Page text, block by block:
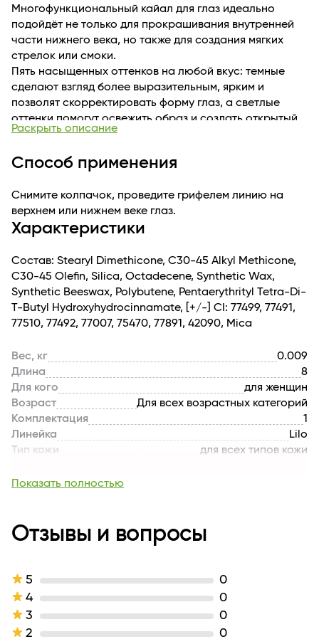
Многофункциональный кайал для глаз идеально
подойдёт не только для прокрашивания внутренней
части нижнего века, но также для создания мягких
стрелок или смоки.
Пять насыщенных оттенков на любой вкус: темные
сделают взгляд более выразительным, ярким и
позволят скорректировать форму глаз, а светлые
оттенки помогут освежить образ и создать открытый
взгляд. Стойкая формула позволяет сохранить макияж
Мягкая кремовая текстура легко наносится, не
Раскрыть описание
Способ применения
Снимите колпачок, проведите грифелем линию на
верхнем или нижнем веке глаз.
Характеристики
Состав: Stearyl Dimethicone, C30-45 Alkyl Methicone,
C30-45 Olefin, Silica, Octadecene, Synthetic Wax,
Synthetic Beeswax, Polybutene, Pentaerythrityl Tetra-Di-
T-Butyl Hydroxyhydrocinnamate, [+/-] CI: 77499, 77491,
77510, 77492, 77007, 75470, 77891, 42090, Mica
Вес, кг
0.009
Длина
8
Для кого
для женщин
Возраст
Для всех возрастных категорий
Комплектация
1
Линейка
Lilo
Тип кожи
для всех типов кожи
Текстура
Производитель
Белдекоркосметикс
Страна бренда
Показать полностью
Отзывы и вопросы
5
0
4
0
3
0
2
0